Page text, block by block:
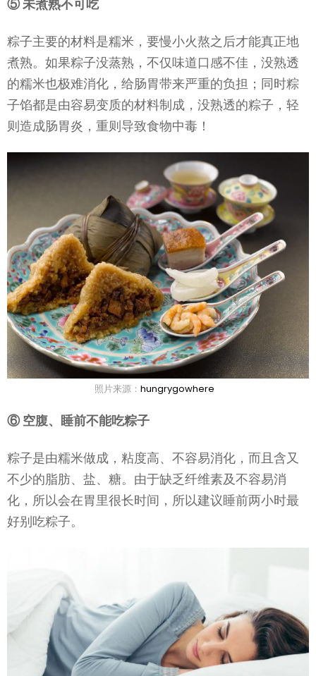
⑤ 未煮熟不可吃
粽子主要的材料是糯米，要慢小火熬之后才能真正地
煮熟。如果粽子没蒸熟，不仅味道口感不佳，没熟透
的糯米也极难消化，给肠胃带来严重的负担；同时粽
子馅都是由容易变质的材料制成，没熟透的粽子，轻
则造成肠胃炎，重则导致食物中毒！
照片来源： hungrygowhere
⑥ 空腹、睡前不能吃粽子
粽子是由糯米做成，粘度高、不容易消化，而且含又
不少的脂肪、盐、糖。由于缺乏纤维素及不容易消
化，所以会在胃里很长时间，所以建议睡前两小时最
好别吃粽子。